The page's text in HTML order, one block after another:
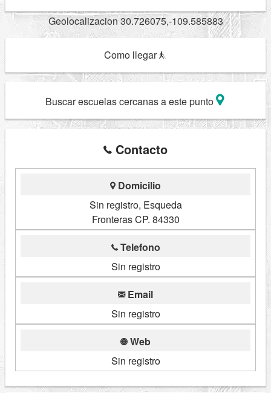
Geolocalizacion 30.726075,-109.585883
Como llegar
Buscar escuelas cercanas a este punto
Contacto
Domicilio
Sin registro, Esqueda
Fronteras CP. 84330
Telefono
Sin registro
Email
Sin registro
Web
Sin registro